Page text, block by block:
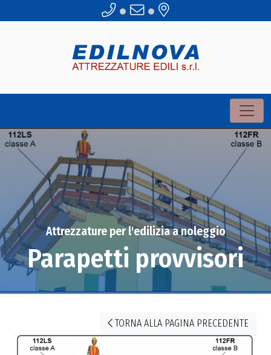
● ●
Attrezzature per l'edilizia a noleggio
Parapetti provvisori
TORNA ALLA PAGINA PRECEDENTE